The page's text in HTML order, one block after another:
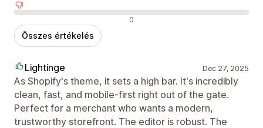
Negatív értékelések 0
Összes értékelés
Lightinge Dec 27, 2025
As Shopify's theme, it sets a high bar. It's incredibly
clean, fast, and mobile-first right out of the gate.
Perfect for a merchant who wants a modern,
trustworthy storefront. The editor is robust. The